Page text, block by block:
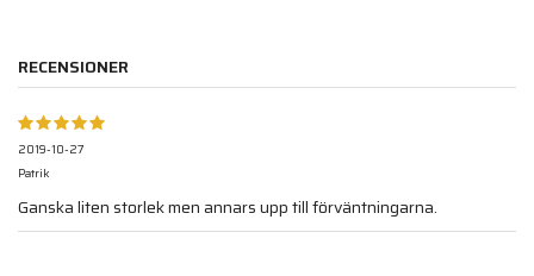
RECENSIONER
2019-10-27
Patrik
Ganska liten storlek men annars upp till förväntningarna.